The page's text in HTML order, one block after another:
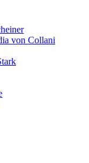
von Collani